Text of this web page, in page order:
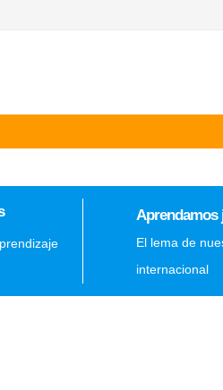
Aprendamos
El lema de
internacional